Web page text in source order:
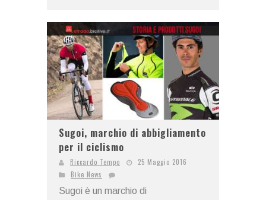
Sugoi, marchio di abbigliamento
per il ciclismo
Riccardo Tempo
25 Maggio 2016
Bike News
Sugoi è un marchio di